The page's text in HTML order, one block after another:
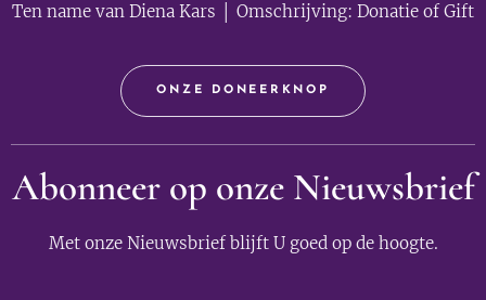
Ten name van Diena Kars │ Omschrijving: Donatie of Gift
ONZE DONEERKNOP
Abonneer op onze Nieuwsbrief
Met onze Nieuwsbrief blijft U goed op de hoogte.